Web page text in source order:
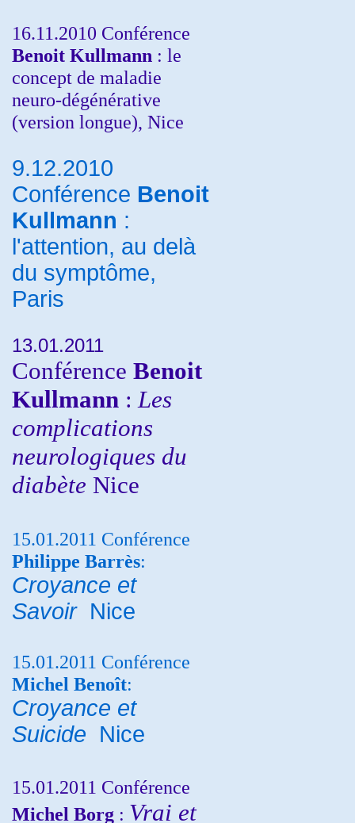
16.11.2010 Conférence
Benoit Kullmann : le
concept de maladie
neuro-dégénérative
(version longue), Nice
9.12.2010
Conférence Benoit
Kullmann :
l'attention, au delà
du symptôme,
Paris
13.01.2011
Conférence Benoit
Kullmann : Les
complications
neurologiques du
diabète Nice
15.01.2011 Conférence
Philippe Barrès:
Croyance et
Savoir Nice
15.01.2011 Conférence
Michel Benoît:
Croyance et
Suicide Nice
15.01.2011 Conférence
Michel Borg : Vrai et